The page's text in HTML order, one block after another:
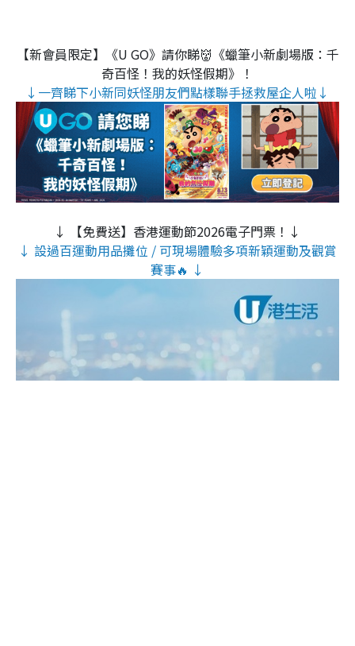
【新會員限定】《U GO》請你睇👹《蠟筆小新劇場版：千
奇百怪！我的妖怪假期》！
↓一齊睇下小新同妖怪朋友們點樣聯手拯救屋企人啦↓
↓ 【免費送】香港運動節2026電子門票！↓
↓ 設過百運動用品攤位 / 可現場體驗多項新穎運動及觀賞
賽事🔥 ↓